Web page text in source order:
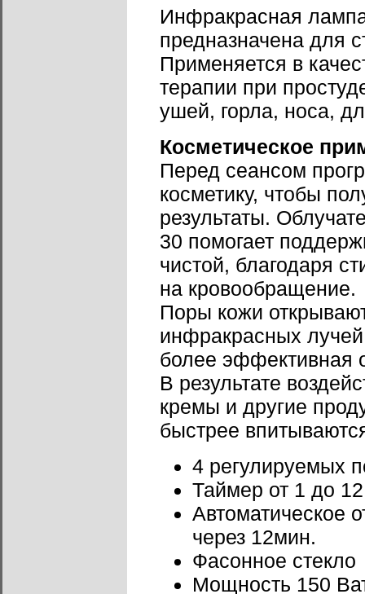
Инфракрасная
предназначена для
Применяется в
терапии при
ушей, горла, носа,
Косметическое
Перед сеансом
косметику, чтобы
результаты.
30 помогает
чистой, благодаря
на кровообращение.
Поры кожи
инфракрасных
более эффективная
В результате
кремы и другие
быстрее
4 регулируемых
Таймер от 1 до
Автоматическое
через 12мин.
Фасонное стекло
Мощность 150